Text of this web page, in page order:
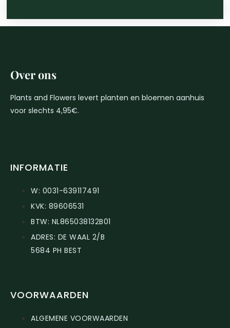
Over ons
Plants and Flowers levert planten en bloemen aanhuis
voor slechts 4,95€.
INFORMATIE
W: 0031-639117491
KVK: 89606531
BTW: NL865038132B01
ADRES: DE WAAL 2/B
5684 PH BEST
VOORWAARDEN
ALGEMENE VOORWAARDEN